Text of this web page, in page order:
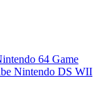
64 Game
Nintendo DS WII